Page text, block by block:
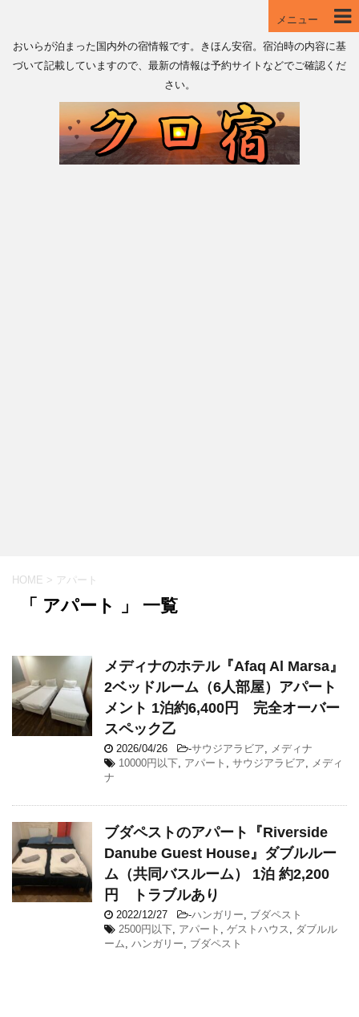
メニュー
おいらが泊まった国内外の宿情報です。きほん安宿。宿泊時の内容に基
づいて記載していますので、最新の情報は予約サイトなどでご確認くだ
さい。
HOME > アパート
「 アパート 」 一覧
メディナのホテル『Afaq Al Marsa』
2ベッドルーム（6人部屋）アパート
メント 1泊約6,400円 完全オーバー
スペック乙
2026/04/26 -サウジアラビア
メディナ
10000円以下 アパート サウジアラビア
メディ
ナ
ブダペストのアパート『Riverside
Danube Guest House』ダブルルー
ム（共同バスルーム） 1泊 約2,200
円 トラブルあり
2022/12/27 -ハンガリー
ブダペスト
2500円以下 アパート ゲストハウス
ダブルル
ーム
ハンガリー ブダペスト